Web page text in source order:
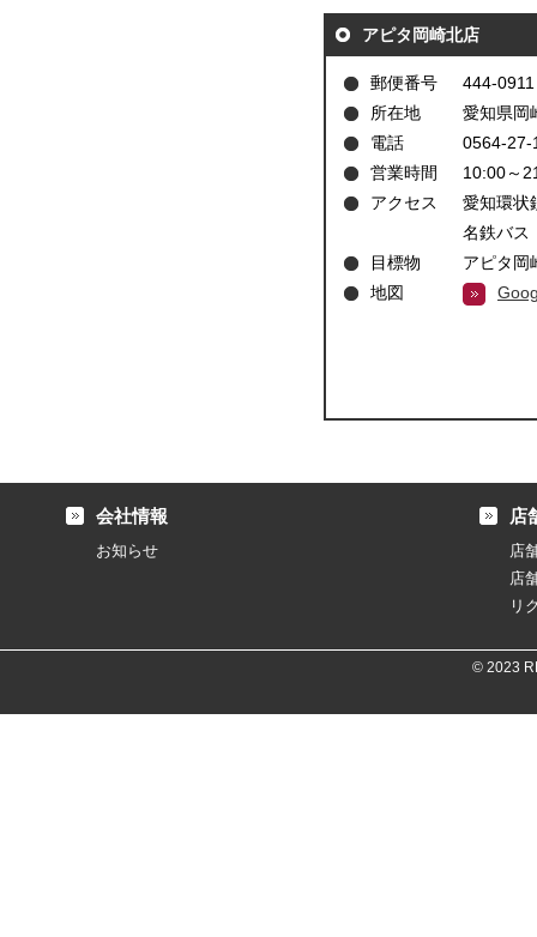
アピタ岡崎北店
郵便番号
444-0911
所在地
愛知県岡
電話
0564-27-
営業時間
10:00～
アクセス
愛知環状
名鉄バス
目標物
アピタ岡
地図
会社情報
お知らせ
店
店
店
リ
© 2023